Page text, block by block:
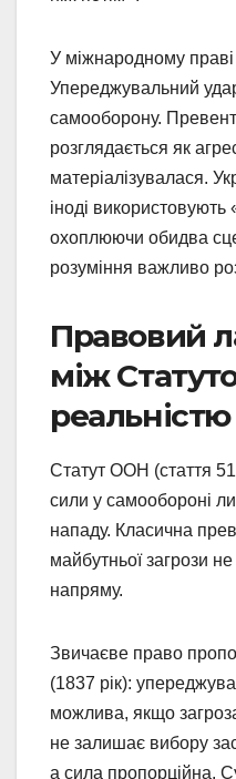
У міжнародному праві
Упереджувальний
самооборону.
розглядається як
матеріалізувалася.
іноді
охоплюючи обидва
розуміння важливо
Правовий
між
реальністю
Статут ООН (стаття
сили у самообороні
нападу. Класична
майбутньої загрози
напряму.
Звичаєве право
(1837 рік):
можлива, якщо
не залишає вибору
а сила пропорційна.